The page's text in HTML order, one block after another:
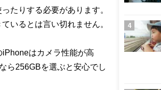
たりする必要があります。
いるとは言い切れません。
はカメラ性能が高
ら256GBを選ぶと安心でし